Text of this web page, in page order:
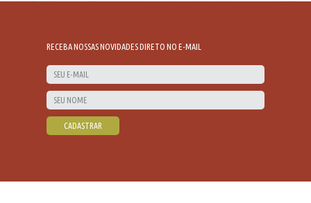
RECEBA NOSSAS NOVIDADES DIRETO NO E-MAIL